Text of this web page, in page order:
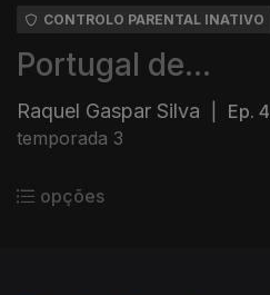
CONTROLO PARENTAL INATIVO
Portugal de...
Raquel Gaspar Silva Ep. 4
temporada 3
opções